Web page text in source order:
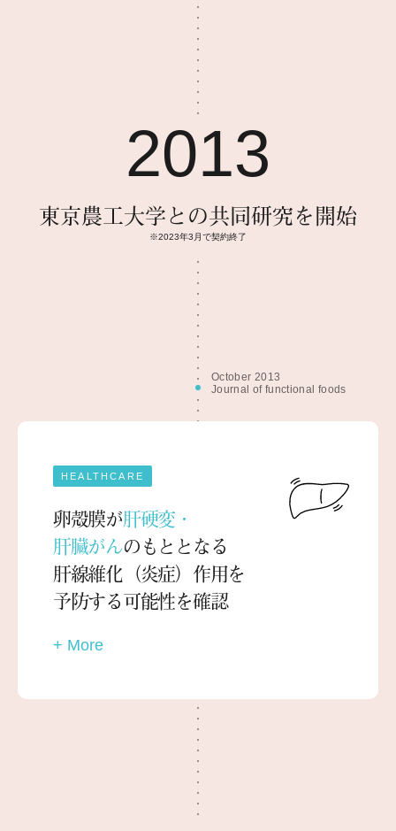
2013
東京農工大学との共同研究を開始
※2023年3月で契約終了
October 2013
Journal of functional foods
HEALTHCARE
卵殻膜が肝硬変・
肝臓がんのもととなる
肝線維化（炎症）作用を
予防する可能性を確認
+ More